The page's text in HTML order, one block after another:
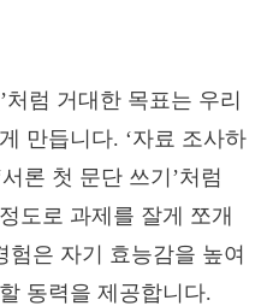
처럼 거대한 목표는 우리
만듭니다. ‘자료 조사하
서론 첫 문단 쓰기’처럼
도로 과제를 잘게 쪼개
험은 자기 효능감을 높여
동력을 제공합니다.